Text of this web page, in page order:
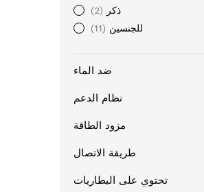
ذكر
2
للجنسين
11
ضد الماء
نظام الدعم
مزود الطاقة
طريقة الاتصال
تحتوي على البطاريات